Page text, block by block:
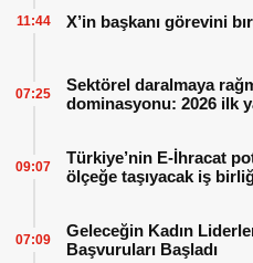
X’in başkanı görevini
11:44
Sektörel daralmaya
dominasyonu: 2026 ilk
07:25
Türkiye’nin E-İhracat
ölçeğe taşıyacak iş
09:07
Geleceğin Kadın
Başvuruları Başladı
07:09